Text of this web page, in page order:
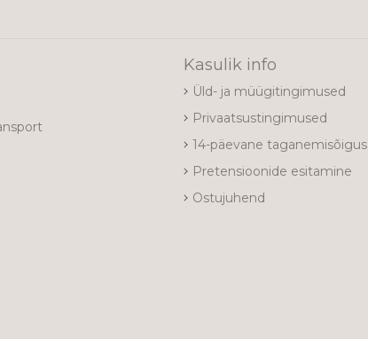
Kasulik info
Üld- ja müügitingimused
Privaatsustingimused
14-päevane taganemisõigus
Pretensioonide esitamine
Ostujuhend